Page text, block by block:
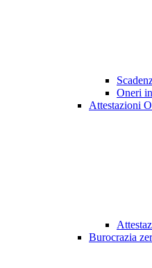
Oneri
Attestazioni
Burocrazia